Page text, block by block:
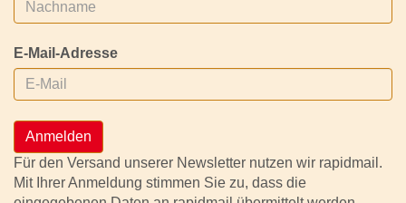
E-Mail-Adresse
Anmelden
Für den Versand unserer Newsletter nutzen wir rapidmail.
Mit Ihrer Anmeldung stimmen Sie zu, dass die